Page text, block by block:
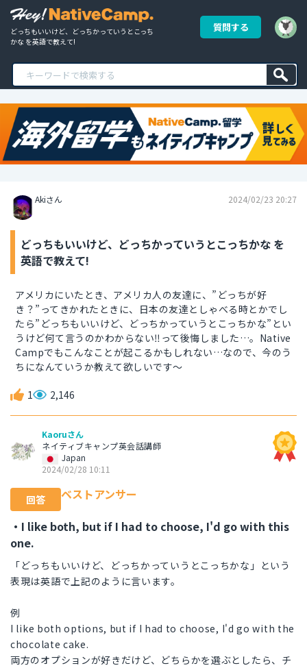
どっちもいいけど、どっちかっていうとこっち
かな を英語で教えて!
質問する
Akiさん 2024/02/23 20:27
どっちもいいけど、どっちかっていうとこっちかな を
英語で教えて!
アメリカにいたとき、アメリカ人の友達に、”どっちが好
き？”ってきかれたときに、日本の友達としゃべる時とかでし
たら”どっちもいいけど、どっちかっていうとこっちかな”とい
うけど何て言うのかわからない‼って後悔しました…。Native
Campでもこんなことが起こるかもしれない…なので、今のう
ちになんていうか教えて欲しいです～
1 2,146
Kaoruさん
ネイティブキャンプ英会話講師
Japan
2024/02/28 10:11
回答
ベストアンサー
・I like both, but if I had to choose, I'd go with this
one.
「どっちもいいけど、どっちかっていうとこっちかな」という
表現は英語で上記のように言います。
例
I like both options, but if I had to choose, I'd go with the
chocolate cake.
両方のオプションが好きだけど、どちらかを選ぶとしたら、チ